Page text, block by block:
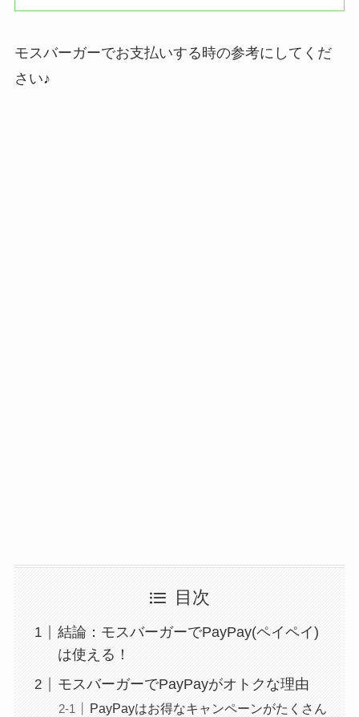
モスバーガーでお支払いする時の参考にしてくだ
さい♪
目次
結論：モスバーガーでPayPay(ペイペイ)
は使える！
モスバーガーでPayPayがオトクな理由
PayPayはお得なキャンペーンがたくさん